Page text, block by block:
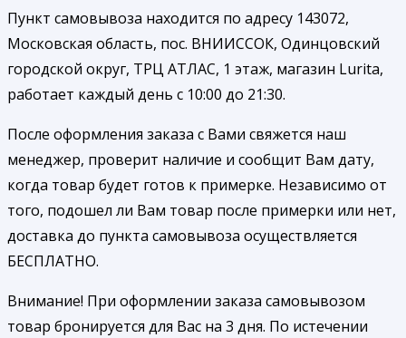
Пункт самовывоза находится по адресу 143072,
Московская область, пос. ВНИИССОК, Одинцовский
городской округ, ТРЦ АТЛАС, 1 этаж, магазин Lurita,
работает каждый день с 10:00 до 21:30.
После оформления заказа с Вами свяжется наш
менеджер, проверит наличие и сообщит Вам дату,
когда товар будет готов к примерке. Независимо от
того, подошел ли Вам товар после примерки или нет,
доставка до пункта самовывоза осуществляется
БЕСПЛАТНО.
Внимание! При оформлении заказа самовывозом
товар бронируется для Вас на 3 дня. По истечении